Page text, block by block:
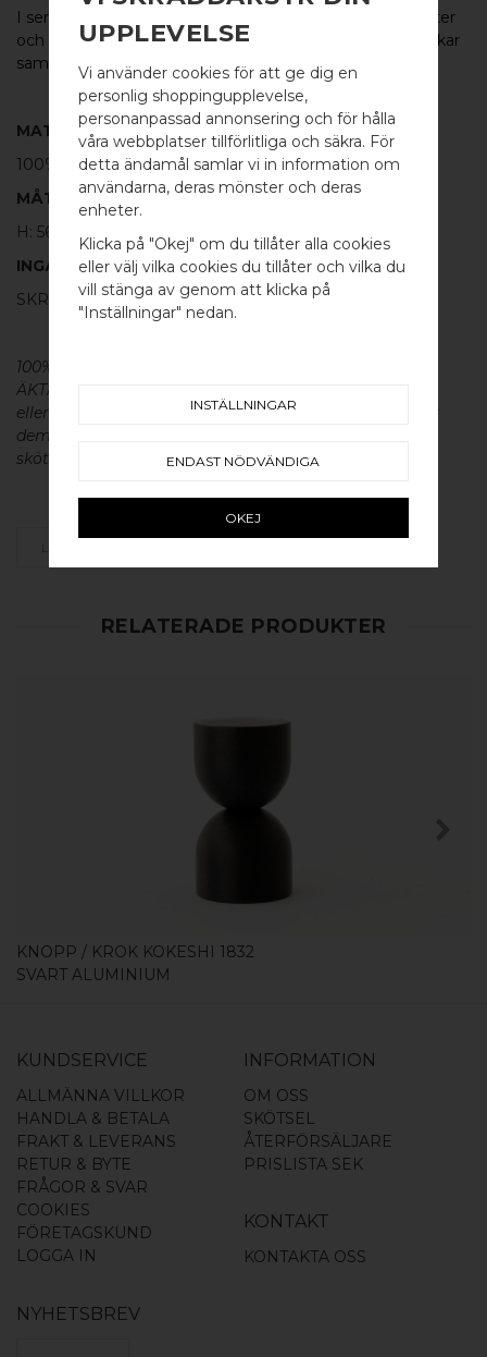
WELCOME TO
BB SWEDEN HARDWARE
Välj land / Choose country
I serien
finns knoppar och krokar i flera varianter
och kombinationer, från små söta knoppar till längre krokar
samt som
glasdörrsknoppar
MATERIAL
100% SVART ALUMINIUM
MÅTT
H: 56MM Ø: 18MM
INGÅR
SKRUVSTIFT FÖR VÄGG: M4 X 40MM - 1 ST
100% ÄKTA METALL - Alla våra beslag är tillverkade av
ÄKTA massiv mässing, koppar, rostfritt stål
eller aluminium utan metallisk ytbehandling, vilket ger
dem en väldigt lång livslängd och vacker patina. För
skötsel av våra produkter läs merhär.
RELATERADE PRODUKTER
KNOPP / KROK KOKESHI 1832
SVART ALUMINIUM
KUNDSERVICE
ALLMÄNNA VILLKOR
HANDLA & BETALA
FRAKT & LEVERANS
RETUR & BYTE
FRÅGOR & SVAR
COOKIES
FÖRETAGSKUND
LOGGA IN
INFORMATION
OM OSS
SKÖTSEL
ÅTERFÖRSÄLJARE
PRISLISTA SEK
KONTAKT
KONTAKTA OSS
NYHETSBREV
UPPLEVELSE
Vi använder cookies för att ge dig en
personlig shoppingupplevelse,
personanpassad annonsering och för hålla
våra webbplatser tillförlitliga och säkra. För
detta ändamål samlar vi in information om
användarna, deras mönster och deras
enheter.
Klicka på "Okej" om du tillåter alla cookies
eller välj vilka cookies du tillåter och vilka du
vill stänga av genom att klicka på
"Inställningar" nedan.
INSTÄLLNINGAR
ENDAST NÖDVÄNDIGA
OKEJ